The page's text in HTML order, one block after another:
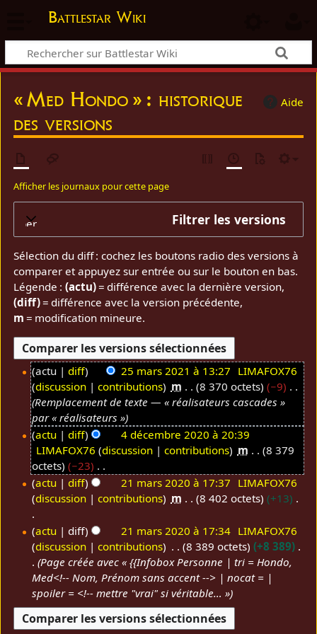
Battlestar Wiki
Aide
« Med Hondo » : historique
des versions
Afficher les journaux pour cette page
Filtrer les versions
Sélection du diff : cochez les boutons radio des versions à
comparer et appuyez sur entrée ou sur le bouton en bas.
Légende :(actu)= différence avec la dernière version,
(diff)= différence avec la version précédente,
m = modification mineure.
actu diff 25 mars 2021 à 13:27 LIMAFOX76
discussion
contributions m 8 370 octets
−9
Remplacement de texte — « réalisateurs cascades »
par « réalisateurs »
m
actu diff
4 décembre 2020 à 20:39
LIMAFOX76 discussion contributions m
8 379
octets
−23
A
u
u
n
é
s
u
m
m
0
actu diff 21 mars 2020 à 17:37 LIMAFOX76
discussion
contributions m 8 402 octets +13
A
u
u
n
r
é
actu diff 21 mars 2020 à 17:34 LIMAFOX76
discussion
contributions 8 389 octets
+8 389
Page créée avec « {{Infobox Personne | tri = Hondo,
Med<!-- Nom, Prénom sans accent --> | nocat = |
spoiler = <!-- mettre "vrai" si véritable… »